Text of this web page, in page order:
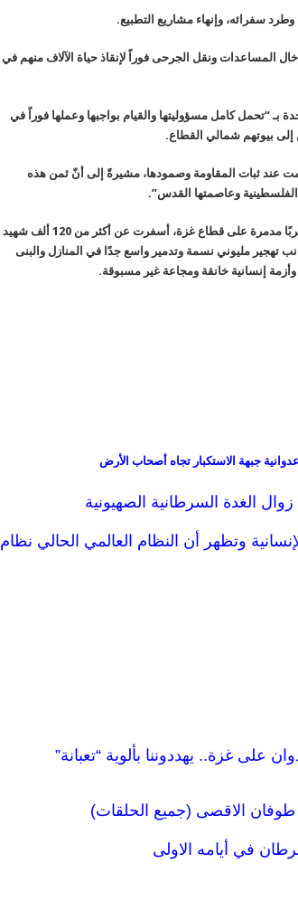
سفرائه، وإنهاء مشاريع التطبيع.
المساعدات ونقل الجرحى فوراً لإنقاذ حياة الآلاف منهم في
بـ “تحمل كامل مسؤوليتها والقيام بواجبها وعملها فوراً في
بيوتهم شمالي القطاع.
عند ثبات المقاومة وصمودها، مشيرةً إلى أنّ ثمن هذه
الفلسطينية وعاصمتها القدس”.
وتشن قوات الاحتلال الإسرائيلي منذ 7 أكتوبر الماضي حربًا مدمرة على قطاع غزة، أسفرت عن أكثر من 120 ألف شهيد
إلى جانب تهجير مليوني نسمة وتدمير واسع جدًا في المنازل والبنى
جبهة الاستكبار تجاه أصحاب الأرض
الغدة السرطانية الصهيونية
وتظهر أن النظام العالمي الحالي نظام
غزة.. يهددوننا بألوية “تعبانة”
الاقصى (جميع الحلقات)
في أيامه الاولى